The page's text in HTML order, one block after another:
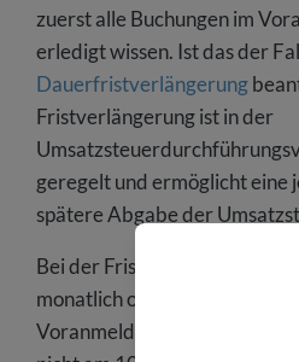
zuerst alle Buchungen im
erledigt wissen. Ist das der
Dauerfristverlängerung
Fristverlängerung ist in der
geregelt und ermöglicht eine
spätere Abgabe der
Bei der Fristverlängerung ist
monatlich oder
Voranmeldung für das Jahr